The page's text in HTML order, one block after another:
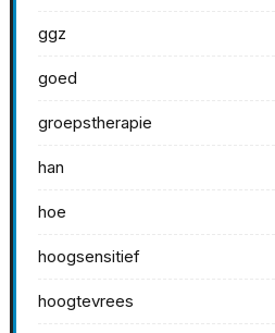
ggz
goed
groepstherapie
han
hoe
hoogsensitief
hoogtevrees